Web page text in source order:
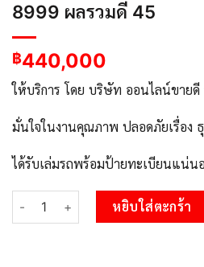
8999 ผลรวมดี 45
฿440,000
ให้บริการ โดย บริษัท ออนไลน์ขายดี
มั่นใจในงานคุณภาพ ปลอดภัยเรื่อง ธุ
ได้รับเล่มรถพร้อมป้ายทะเบียนแน่น
จำนวน 3.ทะเบียนรถ 8999 ทะเบียน
หยิบใส่ตะกร้า